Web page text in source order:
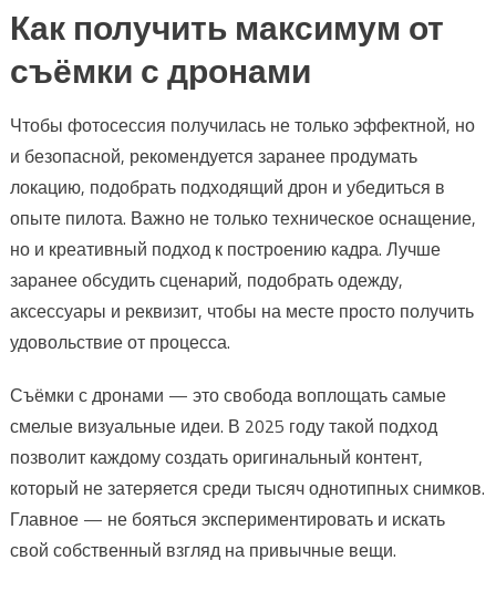
Как получить максимум от
съёмки с дронами
Чтобы фотосессия получилась не только эффектной, но
и безопасной, рекомендуется заранее продумать
локацию, подобрать подходящий дрон и убедиться в
опыте пилота. Важно не только техническое оснащение,
но и креативный подход к построению кадра. Лучше
заранее обсудить сценарий, подобрать одежду,
аксессуары и реквизит, чтобы на месте просто получить
удовольствие от процесса.
Съёмки с дронами — это свобода воплощать самые
смелые визуальные идеи. В 2025 году такой подход
позволит каждому создать оригинальный контент,
который не затеряется среди тысяч однотипных снимков.
Главное — не бояться экспериментировать и искать
свой собственный взгляд на привычные вещи.